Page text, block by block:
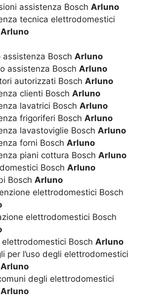
assistenza Bosch Arluno
tecnica elettrodomestici
Arluno
assistenza Bosch Arluno
assistenza Bosch Arluno
autorizzati Bosch Arluno
clienti Bosch Arluno
lavatrici Bosch Arluno
frigoriferi Bosch Arluno
lavastoviglie Bosch Arluno
forni Bosch Arluno
piani cottura Bosch Arluno
Bosch Arluno
Bosch Arluno
elettrodomestici Bosch
elettrodomestici Bosch
elettrodomestici Bosch Arluno
per l’uso degli elettrodomestici
Arluno
degli elettrodomestici
Arluno